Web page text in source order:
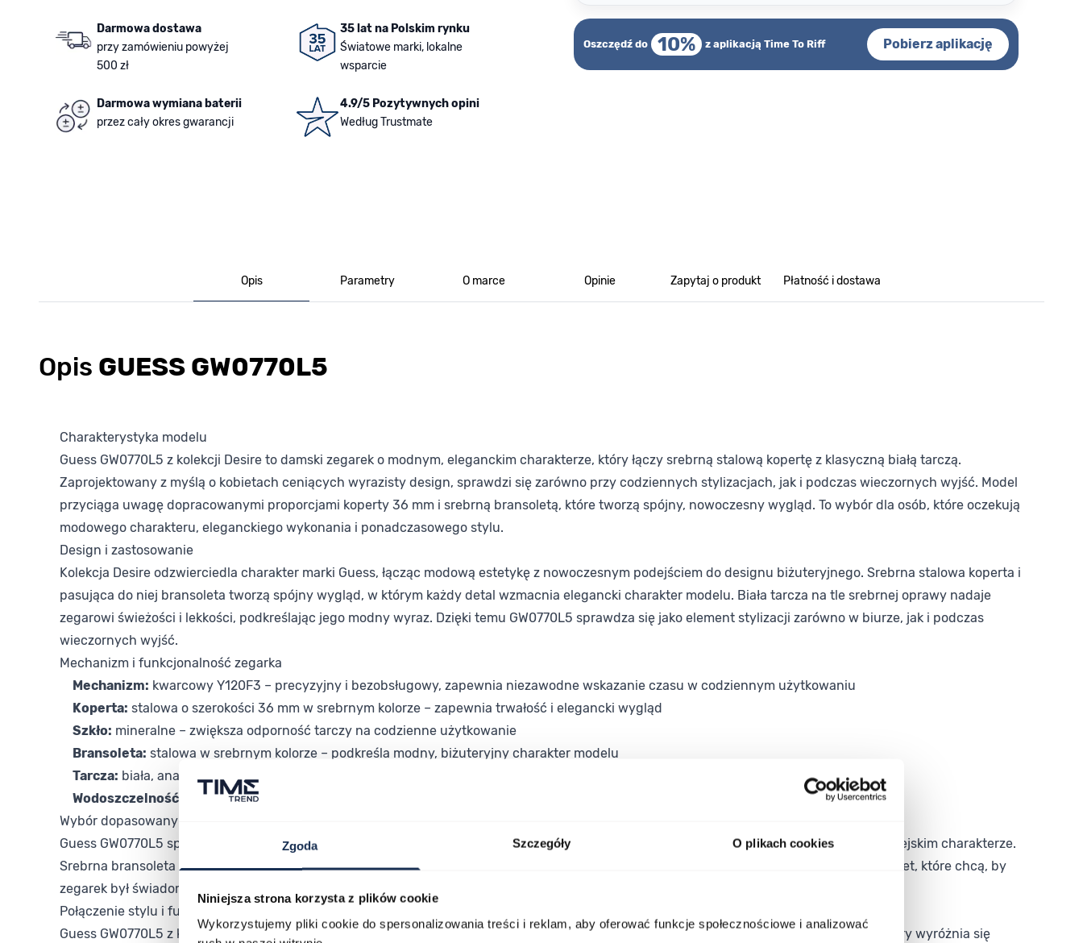
Zgoda Szczegóły O plikach cookies
Niniejsza strona korzysta z plików cookie
Wykorzystujemy pliki cookie do spersonalizowania treści i reklam, aby oferować funkcje społecznościowe i analizować
Darmowa dostawa
przy zamówieniu powyżej
500 zł
35 lat na Polskim rynku
Światowe marki, lokalne
wsparcie
Darmowa wymiana baterii
przez cały okres gwarancji
4.9/5 Pozytywnych opini
Według Trustmate
Oszczędź do 10% z aplikacją Time To Riff Pobierz aplikację
Opis Parametry O marce Opinie Zapytaj o produkt Płatność i dostawa
Opis GUESS GW0770L5
Charakterystyka modelu
Guess GW0770L5 z kolekcji Desire to damski zegarek o modnym, eleganckim charakterze, który łączy srebrną stalową kopertę z klasyczną białą tarczą.
Zaprojektowany z myślą o kobietach ceniących wyrazisty design, sprawdzi się zarówno przy codziennych stylizacjach, jak i podczas wieczornych wyjść. Model
przyciąga uwagę dopracowanymi proporcjami koperty 36 mm i srebrną bransoletą, które tworzą spójny, nowoczesny wygląd. To wybór dla osób, które oczekują
modowego charakteru, eleganckiego wykonania i ponadczasowego stylu.
Design i zastosowanie
Kolekcja Desire odzwierciedla charakter marki Guess, łącząc modową estetykę z nowoczesnym podejściem do designu biżuteryjnego. Srebrna stalowa koperta i
pasująca do niej bransoleta tworzą spójny wygląd, w którym każdy detal wzmacnia elegancki charakter modelu. Biała tarcza na tle srebrnej oprawy nadaje
zegarowi świeżości i lekkości, podkreślając jego modny wyraz. Dzięki temu GW0770L5 sprawdza się jako element stylizacji zarówno w biurze, jak i podczas
wieczornych wyjść.
Mechanizm i funkcjonalność zegarka
Mechanizm: kwarcowy Y120F3 – precyzyjny i bezobsługowy, zapewnia niezawodne wskazanie czasu w codziennym użytkowaniu
Koperta: stalowa o szerokości 36 mm w srebrnym kolorze – zapewnia trwałość i elegancki wygląd
Szkło: mineralne – zwiększa odporność tarczy na codzienne użytkowanie
Bransoleta: stalowa w srebrnym kolorze – podkreśla modny, biżuteryjny charakter modelu
Tarcza: biała, analogowy odczyt czasu – czytelna i klasyczna w wyrazie
Wodoszczelność:
50 m – umożliwia mycie rąk i ochronę przed deszczem
Wybór dopasowany do Twojego stylu
Guess GW0770L5 sprawdzi się zarówno przy codziennych stylizacjach z elegancką sukienką, jak i podczas bardziej swobodnych wyjść w miejskim charakterze.
Srebrna bransoleta i biała tarcza tworzą zestaw, który harmonizuje z różnymi strojami – od biurowych po wieczorowe. To propozycja dla kobiet, które chcą, by
zegarek był świadomie dobranym elementem całej stylizacji, a nie tylko dodatkiem.
Połączenie stylu i funkcjonalności
Guess GW0770L5 z kolekcji Desire to zegarek, który łączy modowy charakter z solidnym wykonaniem ze stali szlachetnej. Wybierz model, który wyróżnia się